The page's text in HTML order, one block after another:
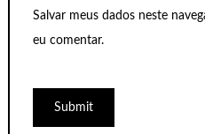
Salvar meus dados neste
eu comentar.